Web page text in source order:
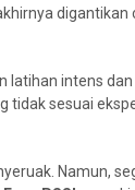
digantikan
latihan intens dan
tidak sesuai
Namun,